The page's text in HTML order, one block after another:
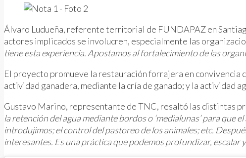
Álvaro Ludueña, referente territorial de FUNDAPAZ en
actores implicados se involucren, especialmente las
tiene esta experiencia. Apostamos al fortalecimiento de las
El proyecto promueve la restauración forrajera en convivencia
actividad ganadera, mediante la cría de ganado; y la actividad
Gustavo Marino, representante de TNC, resaltó las distintas
la retención del agua mediante bordos o ‘medialunas’ para
introdujimos; el control del pastoreo de los animales; etc.
interesantes. Es una práctica que podemos profundizar, escalar